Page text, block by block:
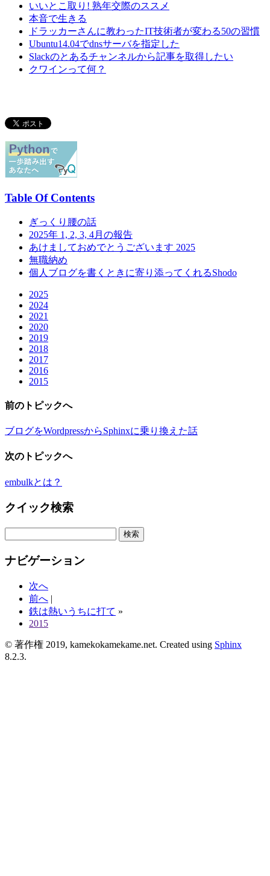
いいとこ取り! 熟年交際のススメ
本音で生きる
ドラッカーさんに教わったIT技術者が変わる50の習慣
Ubuntu14.04でdnsサーバを指定した
Slackのとあるチャンネルから記事を取得したい
クワインって何？
Table Of Contents
ぎっくり腰の話
2025年 1, 2, 3, 4月の報告
あけましておめでとうございます 2025
無職納め
個人ブログを書くときに寄り添ってくれるShodo
2025
2024
2021
2020
2019
2018
2017
2016
2015
前のトピックへ
ブログをWordpressからSphinxに乗り換えた話
次のトピックへ
embulkとは？
クイック検索
ナビゲーション
次へ
前へ |
鉄は熱いうちに打て »
2015
© 著作権 2019, kamekokamekame.net. Created using Sphinx
8.2.3.